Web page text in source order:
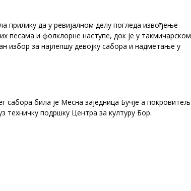
прилику да у ревијалном делу погледа извођeње
песама и фолклорне наступе, док је у такмичарском
избор за најлепшу девојку сабора и надметање у
сабора била је Месна заједница Бучје а покровитељ
техничку подршку Центра за културу Бор.